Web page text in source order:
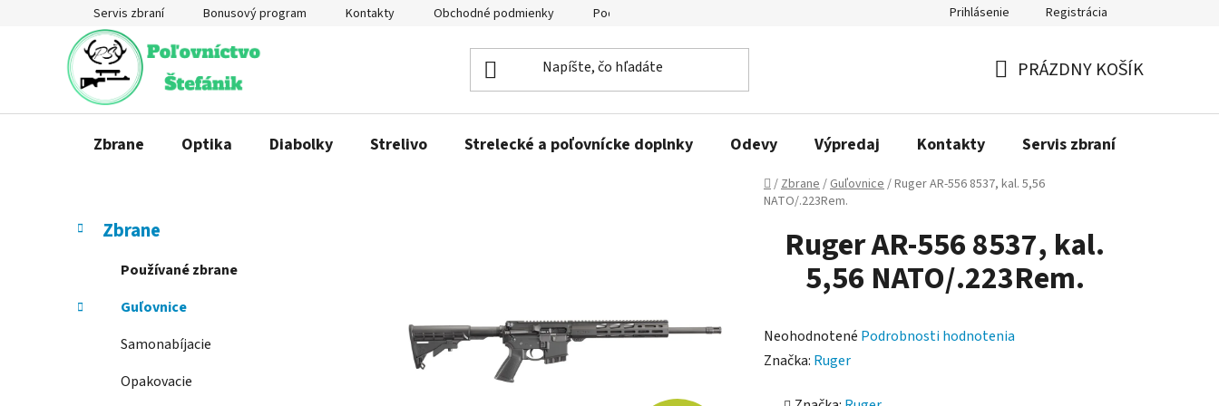
Servis zbraní Bonusový program Kontakty Obchodné podmienky Podmienky ochrany osobných údajov Prihlásenie Registrácia
KOŠÍK
PRÁZDNY KOŠÍK
Zbrane Optika Diabolky Strelivo Strelecké a poľovnícke doplnky Odevy Výpredaj Kontakty Servis zbraní
Domov
/Zbrane/Guľovnice/Ruger AR-556 8537, kal. 5,56
NATO/.223Rem.
B
ý
Preskočiť
kategórie
K
a
g
ó
Zbrane
Používané zbrane
Guľovnice
Samonabíjacie
Opakovacie
Ruger AR-556 8537, kal.
5,56 NATO/.223Rem.
Priemerné
hodnotenie
Neohodnotené Podrobnosti hodnotenia
Značka: Ruger